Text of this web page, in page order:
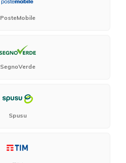
PosteMobile
SegnoVerde
Spusu